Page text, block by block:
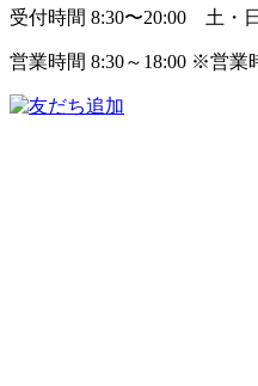
受付時間 8:30〜20:00 土・
営業時間 8:30～18:00 ※営業